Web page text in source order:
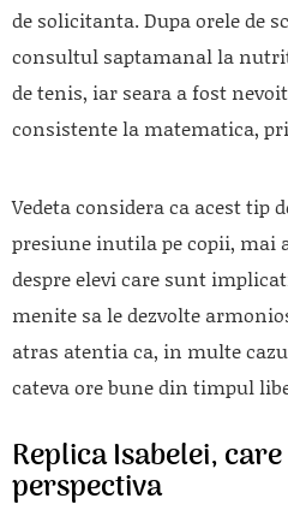
de solicitanta. Dupa orele de
consultul saptamanal la
de tenis, iar seara a fost
consistente la matematica,
Vedeta considera ca acest tip
presiune inutila pe copii, mai
despre elevi care sunt
menite sa le dezvolte
atras atentia ca, in multe
cateva ore bune din timpul
Replica Isabelei,
perspectiva